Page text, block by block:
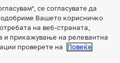
A1 Digital
се согласувате да
Вашето корисничко
на веб-страната,
и прикажување на релевантна
проверете на
Повеќе